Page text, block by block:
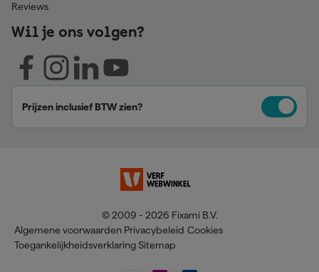
Reviews
Wil je ons volgen?
Prijzen inclusief BTW zien?
© 2009 - 2026 Fixami B.V.
Algemene voorwaarden Privacybeleid Cookies
Toegankelijkheidsverklaring Sitemap